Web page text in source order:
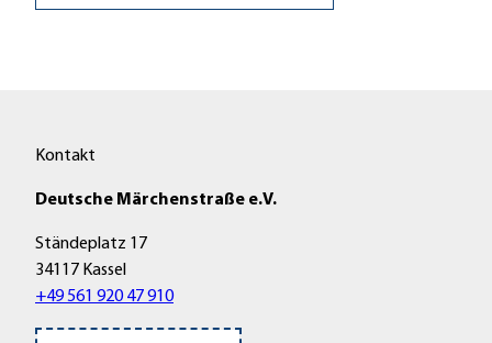
Kontakt
Deutsche Märchenstraße e.V.
Ständeplatz 17
34117 Kassel
+49 561 920 47 910